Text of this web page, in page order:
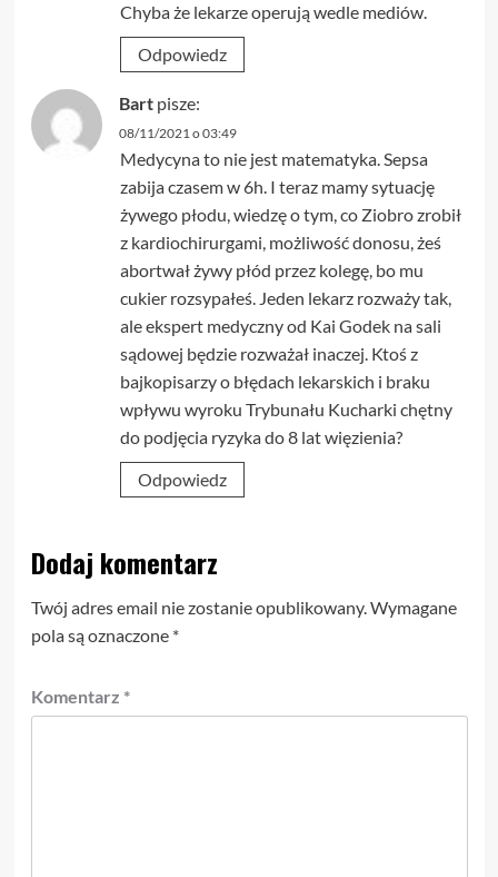
Chyba że lekarze operują wedle mediów.
Odpowiedz
Bart pisze:
08/11/2021 o 03:49
Medycyna to nie jest matematyka. Sepsa
zabija czasem w 6h. I teraz mamy sytuację
żywego płodu, wiedzę o tym, co Ziobro zrobił
z kardiochirurgami, możliwość donosu, żeś
abortwał żywy płód przez kolegę, bo mu
cukier rozsypałeś. Jeden lekarz rozważy tak,
ale ekspert medyczny od Kai Godek na sali
sądowej będzie rozważał inaczej. Ktoś z
bajkopisarzy o błędach lekarskich i braku
wpływu wyroku Trybunału Kucharki chętny
do podjęcia ryzyka do 8 lat więzienia?
Odpowiedz
Dodaj komentarz
Twój adres email nie zostanie opublikowany.Wymagane
pola są oznaczone *
Komentarz *